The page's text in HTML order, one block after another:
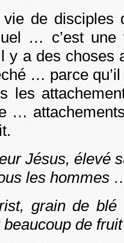
vie de disciples
… c’est
y a des choses
… parce
les
…
Jésus, élevé
les hommes
grain de
beaucoup de